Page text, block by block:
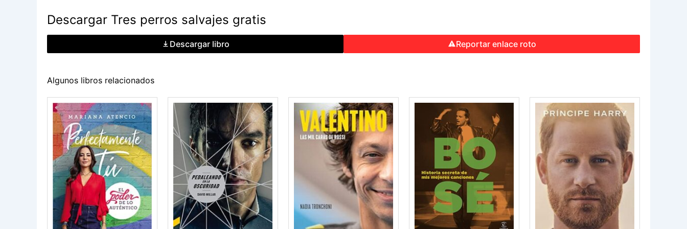
Descargar Tres perros salvajes gratis
Descargar libro Reportar enlace roto
Algunos libros relacionados